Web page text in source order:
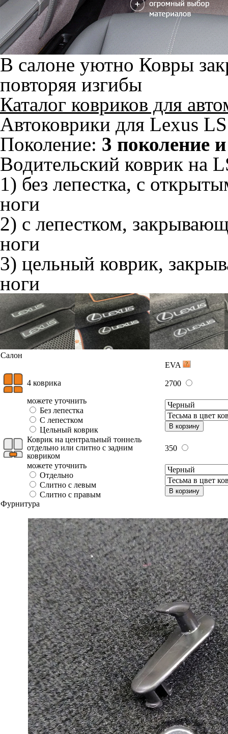
В салоне уютно Ковры
повторяя изгибы
Каталог ковриков для
Автоковрики для Lexus
Поколение: 3 поколение
Водительский коврик на
1) без лепестка, с
ноги
2) с лепестком,
ноги
3) цельный коврик,
ноги
Салон
EVA
4 коврика
2700
можете уточнить
Без лепестка
С лепестком
Цельный коврик
В корзину
Коврик на центральный тоннель
отдельно или слитно с задним
ковриком
350
можете уточнить
Отдельно
Слитно с левым
Слитно с правым
В корзину
Фурнитура